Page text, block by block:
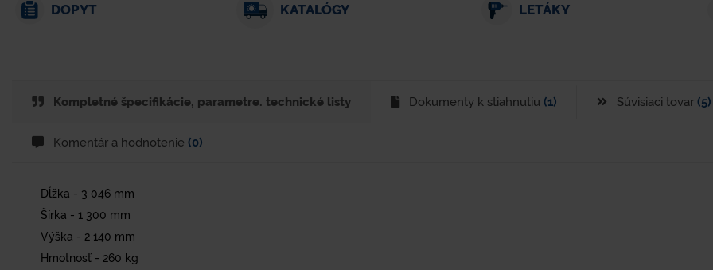
DOPYT KATALÓGY LETÁKY
Kompletné špecifikácie, parametre. technické listy Dokumenty k stiahnutiu (1) Súvisiaci tovar (5)
Komentár a hodnotenie (0)
Dĺžka - 3 046 mm
Šírka - 1 300 mm
Výška - 2 140 mm
Hmotnosť - 260 kg